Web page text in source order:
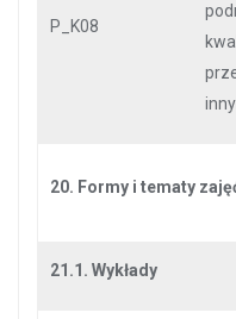
P_K08
20. Formy i tematy
21.1. Wykłady